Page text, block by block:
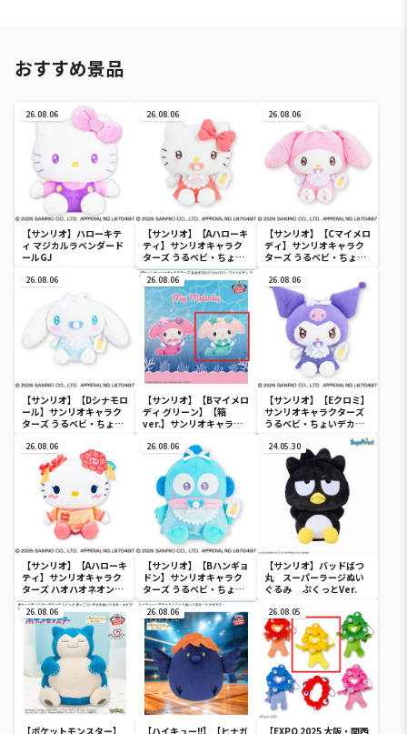
おすすめ景品
26.08.06
【サンリオ】ハローキテ
ィ マジカルラベンダード
ールGJ
26.08.06
【サンリオ】【Aハローキ
ティ】サンリオキャラク
ターズ うるベビ・ちょい
デカドール
26.08.06
【サンリオ】【Cマイメロ
ディ】サンリオキャラク
ターズ うるベビ・ちょい
26.08.06
【サンリオ】【Dシナモロ
ール】サンリオキャラク
ターズ うるベビ・ちょい
26.08.06
【サンリオ】【Bマイメロ
ディ グリーン】【箱
ver.】サンリオキャラク
SOFVIMATES～マイメロ
ディ マーメイドver. ～
26.08.06
【サンリオ】【Eクロミ】
サンリオキャラクターズ
うるベビ・ちょいデカド
26.08.06
【サンリオ】【Aハローキ
ティ】サンリオキャラク
ターズ ハオハオネオンタ
ウンドールBIGタイプ1
26.08.06
【サンリオ】【Bハンギョ
ドン】サンリオキャラク
ターズ うるベビ・ちょい
デカドール
24.05.30
【サンリオ】バッドばつ
丸 スーパーラージぬい
ぐるみ ぷくっとVer.
26.08.06
【ポケットモンスター】
26.08.06
【ハイキュー!!】【ヒナガ
26.08.05
【EXPO 2025 大阪・関西